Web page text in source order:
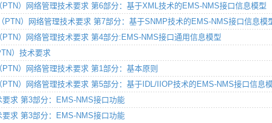
）网络管理技术要求 第6部分：基于XML技术的EMS-NMS接口信息模型
）网络管理技术要求 第7部分：基于SNMP技术的EMS-NMS接口信息模
）网络管理技术要求 第4部分:EMS-NMS接口通用信息模型
）技术要求
）网络管理技术要求 第1部分：基本原则
）网络管理技术要求 第5部分：基于IDL/IIOP技术的EMS-NMS接口信息
求 第3部分：EMS-NMS接口功能
求 第3部分：EMS-NMS接口功能